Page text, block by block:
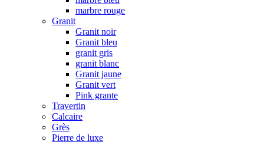
marbre rouge
Granit
Granit noir
Granit bleu
granit gris
granit blanc
Granit jaune
Granit vert
Pink grante
Travertin
Calcaire
Grès
Pierre de luxe